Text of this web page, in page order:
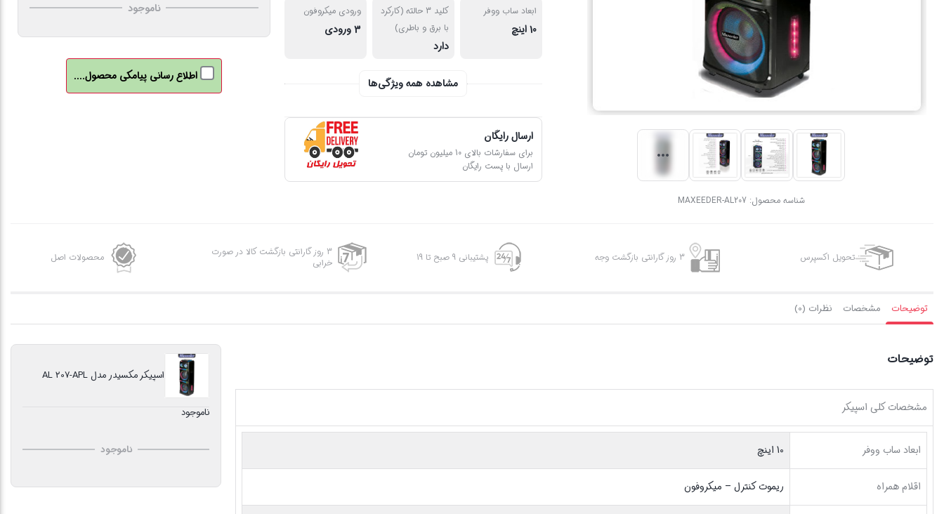
شناسه محصول:MAXEEDER-AL207
ابعاد ساب ووفر
10 اینچ
کلید 3 حالته (کارکرد
با برق و باطری)
دارد
ورودی میکروفون
3 ورودی
مشاهده همه ویژگی‌ها
ارسال رایگان
برای سفارشات بالای 10 میلیون تومان
ارسال با پست رایگان
ناموجود
اطلاع رسانی پیامکی محصول....
تحویل اکسپرس 3 روز گارانتی بازگشت وجه پشتیبانی 9 صبح تا 19
3 روز گارانتی بازگشت کالا در صورت
خرابی
محصولات اصل
توضیحات مشخصات نظرات (0)
توضیحات
مشخصات کلی اسپیکر
ابعاد ساب ووفر 10 اینچ
اقلام همراه ریموت کنترل – میکروفون
اسپیکر مکسیدر مدل AL 207-APL
ناموجود
ناموجود